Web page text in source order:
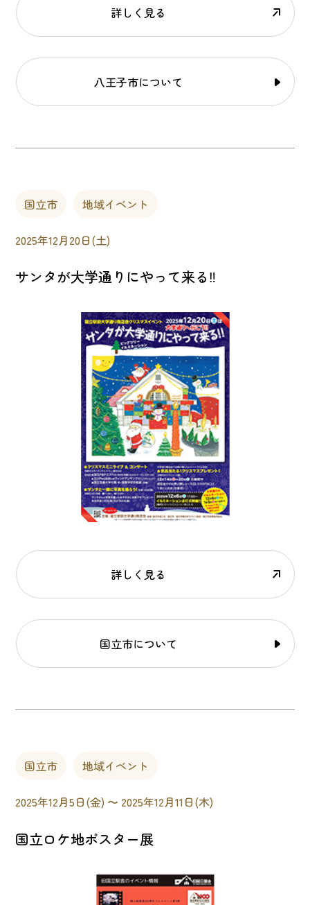
詳しく見る
八王子市について
国立市 地域イベント
2025年12月20日(土)
サンタが大学通りにやって来る‼
詳しく見る
国立市について
国立市 地域イベント
2025年12月5日(金) 〜 2025年12月11日(木)
国立ロケ地ポスター展